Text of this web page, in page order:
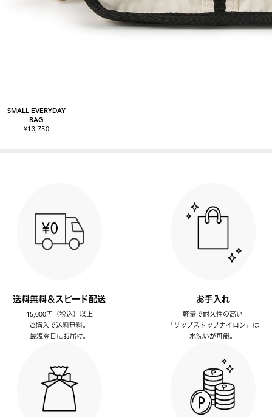
SMALL EVERYDAY
BAG
¥13,750
送料無料＆スピード配送
15,000円（税込）以上
ご購入で送料無料。
最短翌日にお届け。
お手入れ
軽量で耐久性の高い
「リップストップナイロン」は
水洗いが可能。